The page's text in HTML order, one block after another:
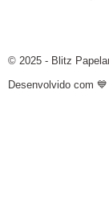
© 2025 - Blitz
Desenvolvido com